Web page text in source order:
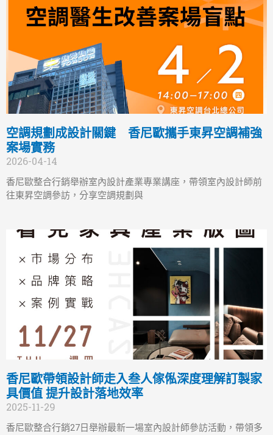
空調規劃成設計關鍵 香尼歐攜手東昇空調補強
案場實務
2026-04-14
香尼歐整合行銷舉辦室內設計產業專業講座，帶領室內設計師前
往東昇空調參訪，分享空調規劃與
香尼歐帶領設計師走入叁人傢俬深度理解訂製家
具價值 提升設計落地效率
2025-11-29
香尼歐整合行銷27日舉辦最新一場室內設計師參訪活動，帶領多